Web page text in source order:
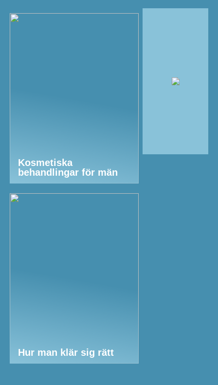
Kosmetiska
behandlingar för män
Hur man klär sig rätt